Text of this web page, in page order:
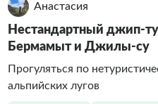
Анастасия
Нестандартный джип-
Бермамыт и Джилы-су
Прогуляться по
альпийских лугов